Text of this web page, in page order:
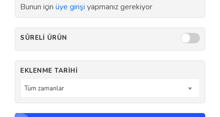
Bunun için üye girişi yapmanız gerekiyor
SÜRELI ÜRÜN
EKLENME TARIHI
Tüm zamanlar